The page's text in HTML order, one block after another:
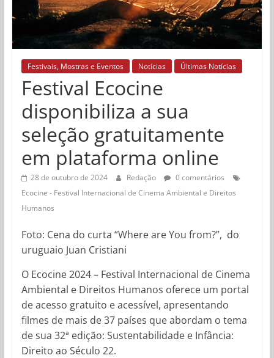
Festivais, Mostras e Eventos Notícias Últimas Notícias
Festival Ecocine
disponibiliza a sua
seleção gratuitamente
em plataforma online
28 de outubro de 2024 Redação
0 comentários
Ecocine - Festival Internacional de Cinema Ambiental e Direitos
Humanos
Foto: Cena do curta “Where are You from?”, do
uruguaio Juan Cristiani
O Ecocine 2024 – Festival Internacional de Cinema
Ambiental e Direitos Humanos oferece um portal
de acesso gratuito e acessível, apresentando
filmes de mais de 37 países que abordam o tema
de sua 32ª edição: Sustentabilidade e Infância:
Direito ao Século 22.